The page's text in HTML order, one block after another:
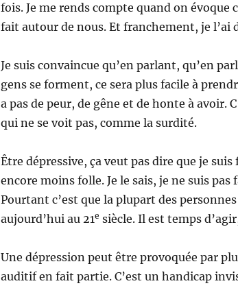
fois. Je me rends compte quand on évoque
fait autour de nous. Et franchement, je l’ai
Je suis convaincue qu’en parlant, qu’en
gens se forment, ce sera plus facile à
a pas de peur, de gêne et de honte à avoir.
qui ne se voit pas, comme la surdité.
Être dépressive, ça veut pas dire que je
encore moins folle. Je le sais, je ne suis
Pourtant c’est que la plupart des
aujourd’hui au 21e siècle. Il est temps
Une dépression peut être provoquée par
auditif en fait partie. C’est un handicap